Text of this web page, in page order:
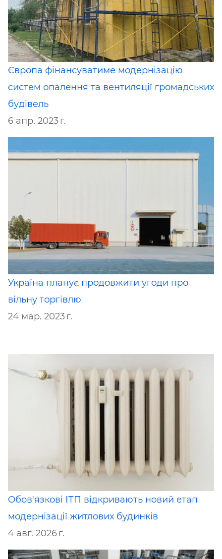
Європа фінансуватиме модернізацію
систем опалення та вентиляції громадських
будівель
6 апр. 2023 г.
Україна планує продовжити угоди про
вільну торгівлю
24 мар. 2023 г.
Обов'язкові ІТП відкривають новий етап
модернізації житлових будинків
4 авг. 2026 г.